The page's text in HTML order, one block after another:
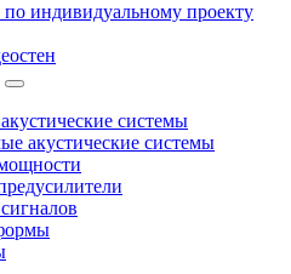
по индивидуальному проекту
системы
акустические системы